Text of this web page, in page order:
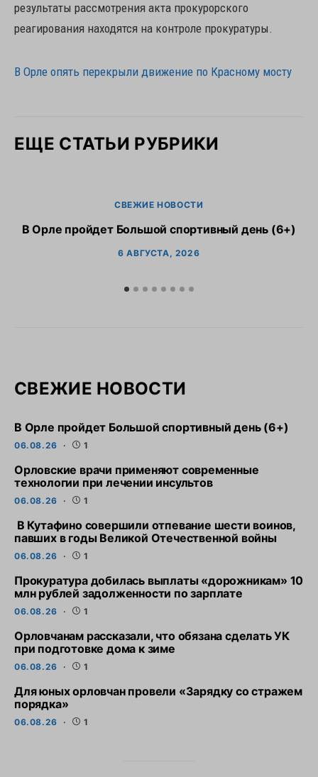
результаты рассмотрения акта прокурорского
реагирования находятся на контроле прокуратуры.
В Орле опять перекрыли движение по Красному мосту
ЕЩЕ СТАТЬИ РУБРИКИ
СВЕЖИЕ НОВОСТИ
В Орле пройдет Большой спортивный день (6+)
6 АВГУСТА, 2026
СВЕЖИЕ НОВОСТИ
В Орле пройдет Большой спортивный день (6+)
06.08.26 1
Орловские врачи применяют современные
технологии при лечении инсультов
06.08.26 1
В Кутафино совершили отпевание шести воинов,
павших в годы Великой Отечественной войны
06.08.26 1
Прокуратура добилась выплаты «дорожникам» 10
млн рублей задолженности по зарплате
06.08.26 1
Орловчанам рассказали, что обязана сделать УК
при подготовке дома к зиме
06.08.26 1
Для юных орловчан провели «Зарядку со стражем
порядка»
06.08.26 1